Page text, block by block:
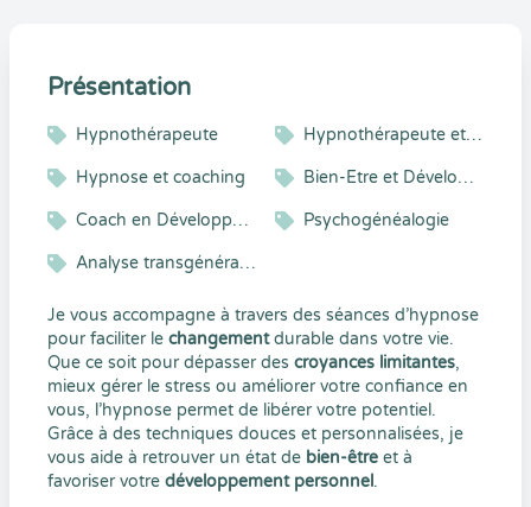
Présentation
Hypnothérapeute Hypnothérapeute et Coach
Hypnose et coaching Bien-Etre et Développement Personnel
Coach en Développement Personnel Psychogénéalogie
Analyse transgénérationnelle
Je vous accompagne à travers des séances d’hypnose
pour faciliter le changementdurable dans votre vie.
Que ce soit pour dépasser des croyances limitantes,
mieux gérer le stress ou améliorer votre confiance en
vous, l’hypnose permet de libérer votre potentiel.
Grâce à des techniques douces et personnalisées, je
vous aide à retrouver un état de bien-être et à
favoriser votre développement personnel.